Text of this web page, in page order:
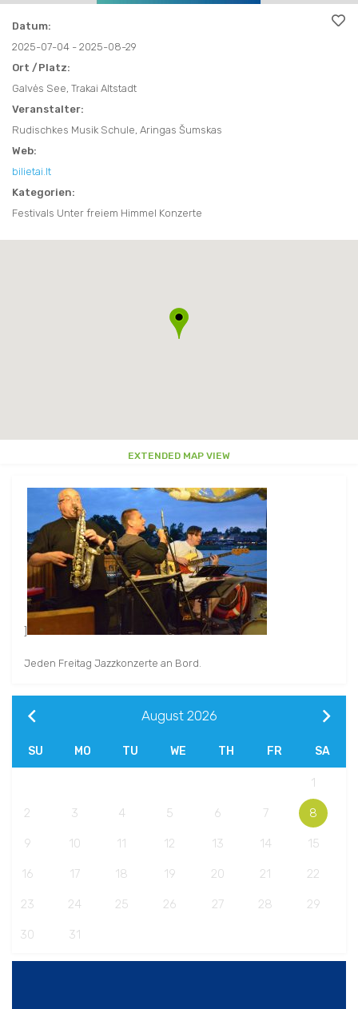
ESSEN UND TRINKEN
DISCOVER LITAUEN
VOLKSKUNST&TRADITIONEN
Datum:
2025-07-04 - 2025-08-29
Ort /Platz:
Galvės See, Trakai Altstadt
Veranstalter:
Rudischkes Musik Schule, Aringas Šumskas
Web:
bilietai.lt
Kategorien:
Festivals Unter freiem Himmel Konzerte
EXTENDED MAP VIEW
Jeden Freitag Jazzkonzerte an Bord.
August 2026
SU MO TU WE TH FR SA
1
2 3 4 5 6 7 8
9 10 11 12 13 14 15
16 17 18 19 20 21 22
23 24 25 26 27 28 29
30 31
ANDERE